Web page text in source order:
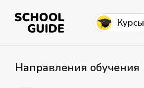
Курсы
Направления обучения